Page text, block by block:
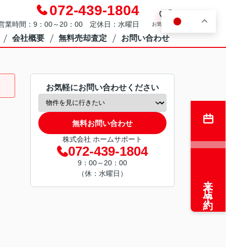
072-439-1804
業時間：9：00～20：00 定休日：水曜日 お気に入り
会社概要 無料売却査定 お問い合わせ
お気軽にお問い合わせください
無料お問い合わせ
株式会社 ホームサポート
072-439-1804
9：00～20：00
（休：水曜日）
来店予約